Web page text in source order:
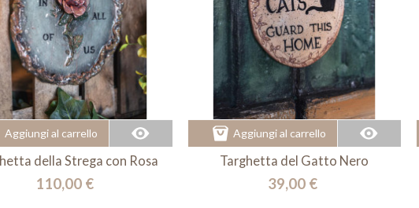
Aggiungi al carrello
della Strega con Rosa
110,00 €
Aggiungi al carrello
Targhetta del Gatto Nero
39,00 €